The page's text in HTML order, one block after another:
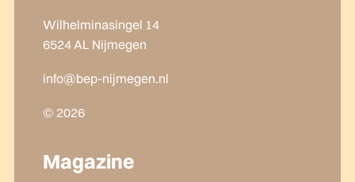
Wilhelminasingel 14
6524 AL Nijmegen
info@bep-nijmegen.nl
© 2026
Magazine